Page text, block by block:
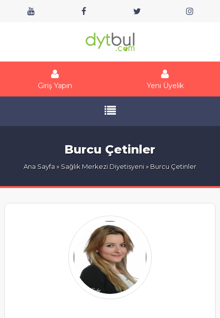
Giriş Yapın Yeni Üyelik
Burcu Çetinler
Ana Sayfa»Sağlık Merkezi Diyetisyeni» Burcu Çetinler